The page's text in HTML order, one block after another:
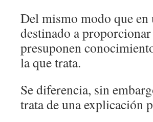
Del mismo modo que
destinado a
presuponen
la que trata.
Se diferencia, sin
trata de una explicación